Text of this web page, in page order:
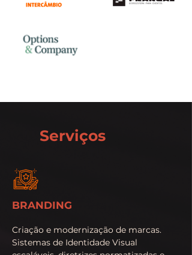
Serviços
BRANDING
Criação e modernização de marcas.
Sistemas de Identidade Visual